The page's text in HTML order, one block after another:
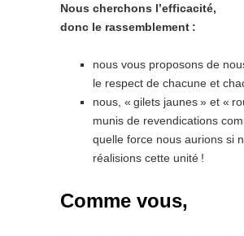
Nous cherchons l’efficacité,
donc le rassemblement :
nous vous proposons de
le respect de chacune et
nous, « gilets jaunes » et «
munis de revendications
quelle force nous aurions si
réalisions cette unité !
Comme vous,